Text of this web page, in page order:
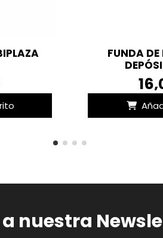
FUNDA
a nuestra